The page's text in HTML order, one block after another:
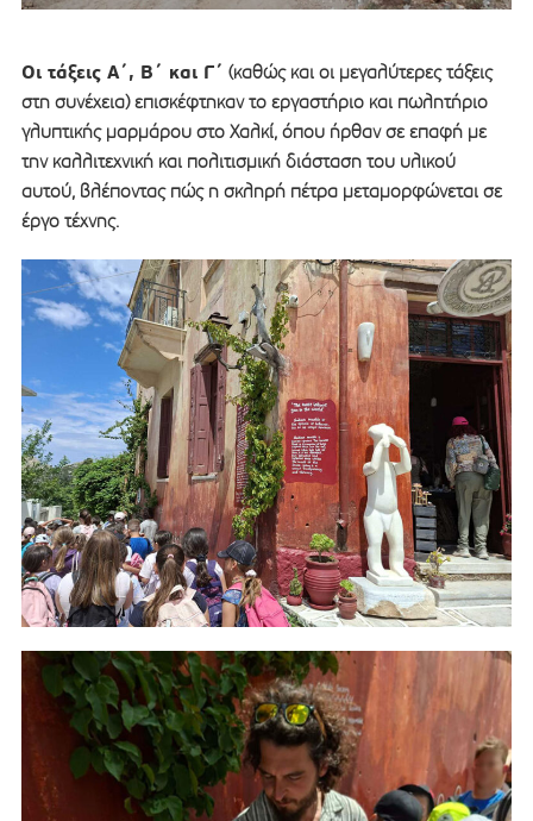
Οι τάξεις Α΄, Β΄ και Γ΄ (καθώς και οι μεγαλύτερες τάξεις
στη συνέχεια) επισκέφτηκαν το εργαστήριο και πωλητήριο
γλυπτικής μαρμάρου στο Χαλκί, όπου ήρθαν σε επαφή με
την καλλιτεχνική και πολιτισμική διάσταση του υλικού
αυτού, βλέποντας πώς η σκληρή πέτρα μεταμορφώνεται σε
έργο τέχνης.